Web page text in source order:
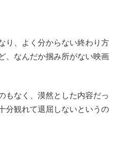
り、よく分からない終わり方
、なんだか掴み所がない映画
もなく、漠然とした内容だっ
分観れて退屈しないというの